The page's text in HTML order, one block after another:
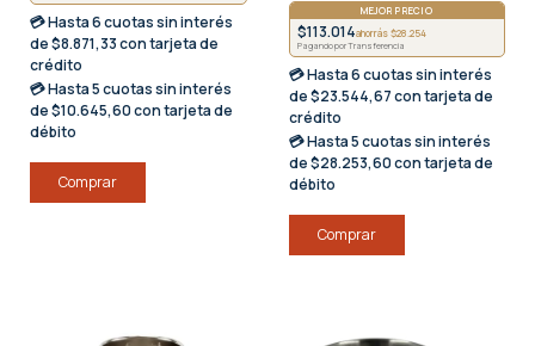
💳 Hasta6 cuotas sin interés
de $8.871,33 con tarjeta de
crédito
💳 Hasta5 cuotas sin interés
de $10.645,60 con tarjeta de
débito
MEJOR PRECIO
$113.014ahorrás $28.254
Pagando por Transferencia
💳 Hasta6 cuotas sin interés
de $23.544,67 con tarjeta de
crédito
💳 Hasta5 cuotas sin interés
de $28.253,60 con tarjeta de
débito
Comprar